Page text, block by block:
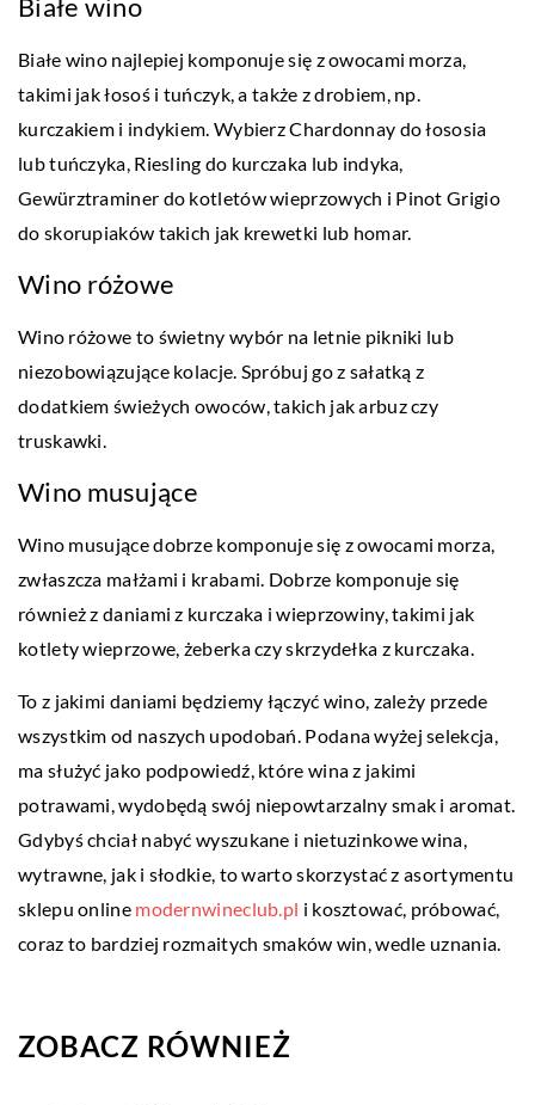
Białe wino
Białe wino najlepiej komponuje się z owocami morza,
takimi jak łosoś i tuńczyk, a także z drobiem, np.
kurczakiem i indykiem. Wybierz Chardonnay do łososia
lub tuńczyka, Riesling do kurczaka lub indyka,
Gewürztraminer do kotletów wieprzowych i Pinot Grigio
do skorupiaków takich jak krewetki lub homar.
Wino różowe
Wino różowe to świetny wybór na letnie pikniki lub
niezobowiązujące kolacje. Spróbuj go z sałatką z
dodatkiem świeżych owoców, takich jak arbuz czy
truskawki.
Wino musujące
Wino musujące dobrze komponuje się z owocami morza,
zwłaszcza małżami i krabami. Dobrze komponuje się
również z daniami z kurczaka i wieprzowiny, takimi jak
kotlety wieprzowe, żeberka czy skrzydełka z kurczaka.
To z jakimi daniami będziemy łączyć wino, zależy przede
wszystkim od naszych upodobań. Podana wyżej selekcja,
ma służyć jako podpowiedź, które wina z jakimi
potrawami, wydobędą swój niepowtarzalny smak i aromat.
Gdybyś chciał nabyć wyszukane i nietuzinkowe wina,
wytrawne, jak i słodkie, to warto skorzystać z asortymentu
sklepu online modernwineclub.pl i kosztować, próbować,
coraz to bardziej rozmaitych smaków win, wedle uznania.
ZOBACZ RÓWNIEŻ